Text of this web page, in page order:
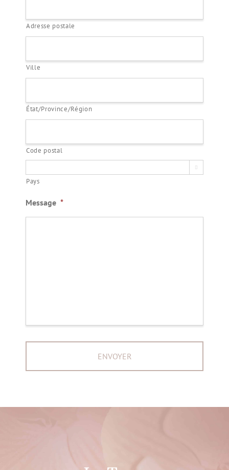
Adresse postale
Ville
État/Province/Région
Code postal

Pays
Message *